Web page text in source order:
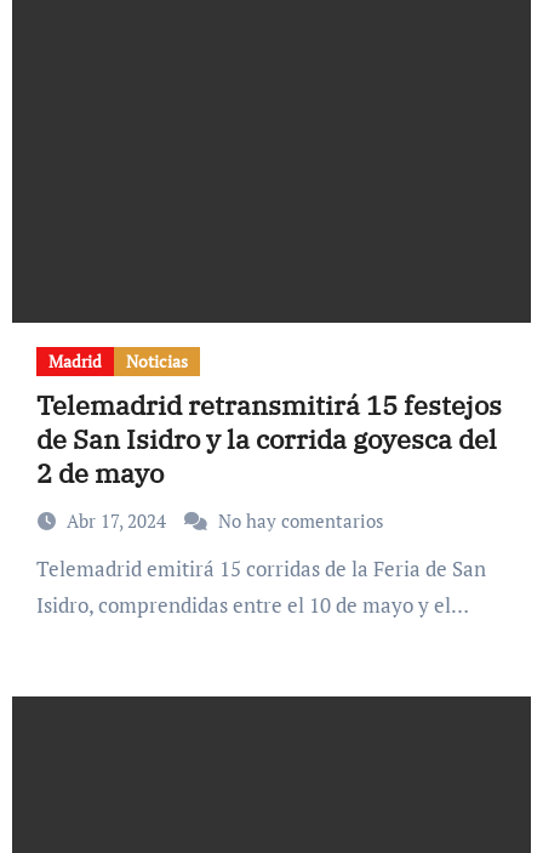
Madrid Noticias
Telemadrid retransmitirá 15 festejos
de San Isidro y la corrida goyesca del
2 de mayo
Abr 17, 2024 No hay comentarios
Telemadrid emitirá 15 corridas de la Feria de San
Isidro, comprendidas entre el 10 de mayo y el…